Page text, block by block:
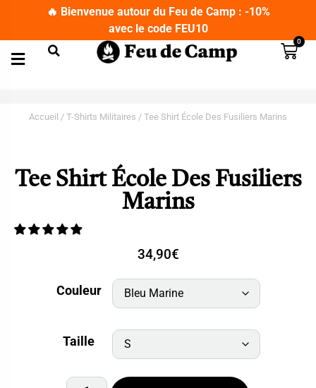
🔥 Bienvenue autour du Feu de Camp : -10%
avec le code FEU10
0
Accueil / T-Shirts Militaires / Tee Shirt École Des Fusiliers Marins
Tee Shirt École Des Fusiliers
Marins
34,90€
Couleur
Taille